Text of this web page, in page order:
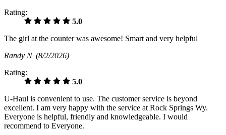
Rating:
5.0
The girl at the counter was awesome! Smart and very helpful
Randy N (8/2/2026)
Rating:
5.0
U-Haul is convenient to use. The customer service is beyond
excellent. I am very happy with the service at Rock Springs Wy.
Everyone is helpful, friendly and knowledgeable. I would
recommend to Everyone.